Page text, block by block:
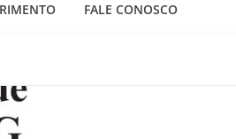
FALE CONOSCO